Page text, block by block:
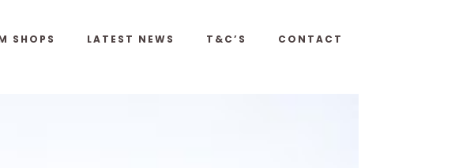
SHOPS LATEST NEWS T&C’S CONTACT